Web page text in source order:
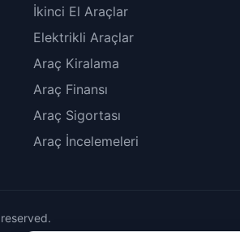
İkinci El Araçlar
Elektrikli Araçlar
Araç Kiralama
Araç Finansı
Araç Sigortası
Araç İncelemeleri